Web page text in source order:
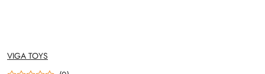
NAZWA
PRODUCENTA:
VIGA TOYS